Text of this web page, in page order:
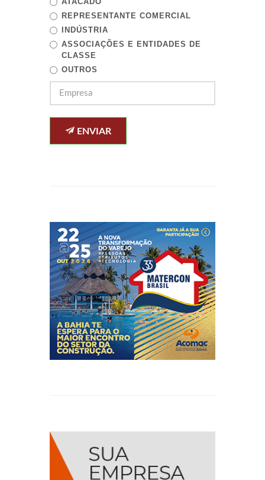
REPRESENTANTE COMERCIAL
INDÚSTRIA
ASSOCIAÇÕES E ENTIDADES DE
CLASSE
OUTROS
ENVIAR